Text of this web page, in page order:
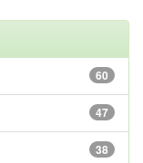
60
47
38